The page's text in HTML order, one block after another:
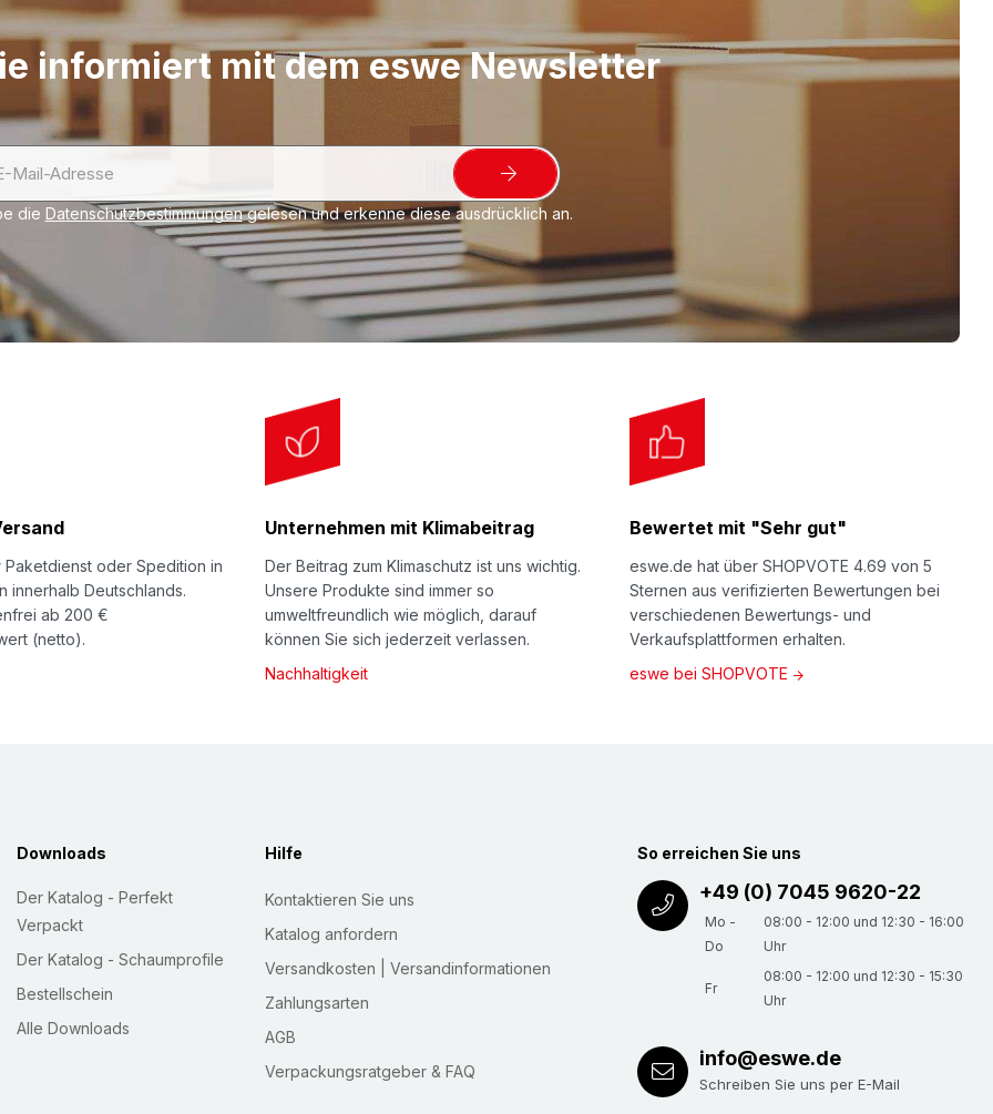
informiert mit dem eswe Newsletter
die Datenschutzbestimmungengelesen und erkenne diese ausdrücklich an.
Paketdienst oder Spedition in
innerhalb Deutschlands.
ab 200 €
(netto).
Unternehmen mit Klimabeitrag
Der Beitrag zum Klimaschutz ist uns wichtig.
Unsere Produkte sind immer so
umweltfreundlich wie möglich, darauf
können Sie sich jederzeit verlassen.
Nachhaltigkeit
Bewertet mit "Sehr gut"
eswe.de hat über SHOPVOTE 4.69 von 5
Sternen aus verifizierten Bewertungen bei
verschiedenen Bewertungs- und
Verkaufsplattformen erhalten.
eswe bei SHOPVOTE
Downloads
Der Katalog - Perfekt
Verpackt
Der Katalog - Schaumprofile
Bestellschein
Alle Downloads
Hilfe
Kontaktieren Sie uns
Katalog anfordern
Versandkosten | Versandinformationen
Zahlungsarten
AGB
Verpackungsratgeber & FAQ
So erreichen Sie uns
+49 (0) 7045 9620-22
Mo -
Do
08:00 - 12:00 und 12:30 - 16:00
Uhr
Fr
08:00 - 12:00 und 12:30 - 15:30
Uhr
info@eswe.de
Schreiben Sie uns per E-Mail